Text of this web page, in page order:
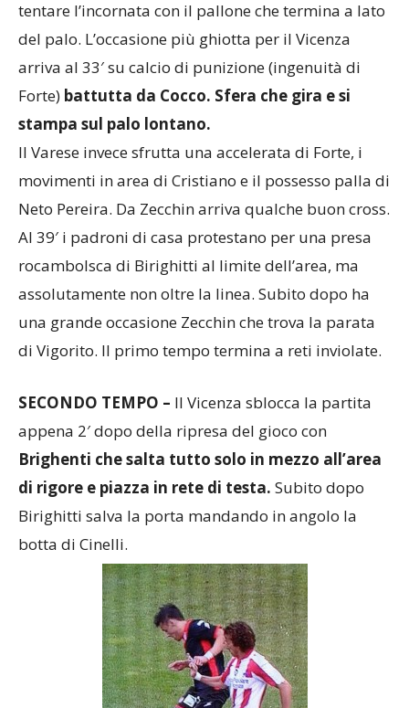
la presa sicura di Birighissi. Al 20′ invece è Cocco a
tentare l’incornata con il pallone che termina a lato
del palo. L’occasione più ghiotta per il Vicenza
arriva al 33′ su calcio di punizione (ingenuità di
Forte)battutta da Cocco. Sfera che gira e si
stampa sul palo lontano.
Il Varese invece sfrutta una accelerata di Forte, i
movimenti in area di Cristiano e il possesso palla di
Neto Pereira. Da Zecchin arriva qualche buon cross.
Al 39′ i padroni di casa protestano per una presa
rocambolsca di Birighitti al limite dell’area, ma
assolutamente non oltre la linea. Subito dopo ha
una grande occasione Zecchin che trova la parata
SECONDO TEMPO –Il Vicenza sblocca la partita
appena 2′ dopo della ripresa del gioco con
Brighenti che salta tutto solo in mezzo all’area
di rigore e piazza in rete di testa. Subito dopo
Birighitti salva la porta mandando in angolo la
botta di Cinelli.